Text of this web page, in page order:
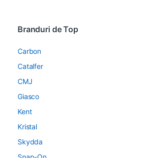
Branduri de Top
Carbon
Catalfer
CMJ
Giasco
Kent
Kristal
Skydda